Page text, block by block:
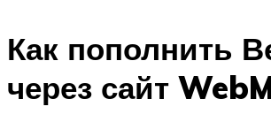
Как пополнить
через сайт